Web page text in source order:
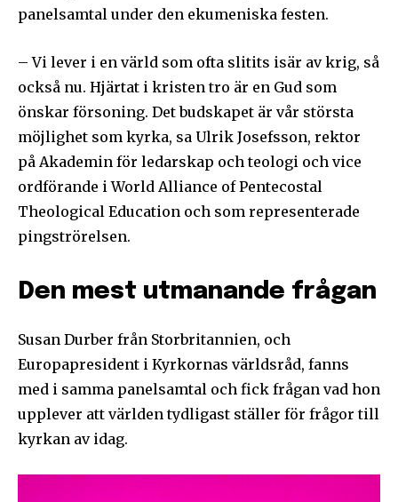
bli uppdaterad på det senaste
prenumerationsknappen. Oroa dig inte, vi respekterar din
integritet och kommer inte att skicka skräppost till din
inkorg.
Prenumerera på Sändarens nyhetsbrev.
panelsamtal under den ekumeniska festen.
– Vi lever i en värld som ofta slitits isär av krig, så
också nu. Hjärtat i kristen tro är en Gud som
önskar försoning. Det budskapet är vår största
möjlighet som kyrka, sa Ulrik Josefsson, rektor
på Akademin för ledarskap och teologi och vice
ordförande i World Alliance of Pentecostal
Theological Education och som representerade
pingströrelsen.
Den mest utmanande frågan
Susan Durber från Storbritannien, och
Europapresident i Kyrkornas världsråd, fanns
med i samma panelsamtal och fick frågan vad hon
upplever att världen tydligast ställer för frågor till
kyrkan av idag.